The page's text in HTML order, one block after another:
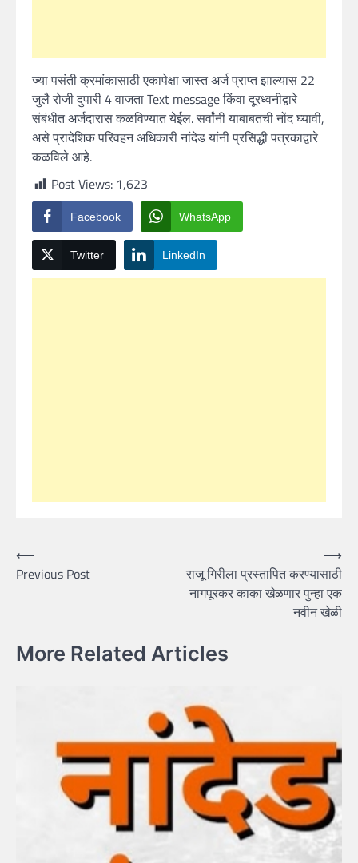
ज्या पसंती क्रमांकासाठी एकापेक्षा जास्त अर्ज प्राप्त झाल्यास 22
जुलै रोजी दुपारी 4 वाजता Text message किंवा दूरध्वनीद्वारे
संबंधीत अर्जदारास कळविण्यात येईल. सर्वांनी याबाबतची नोंद घ्यावी,
असे प्रादेशिक परिवहन अधिकारी नांदेड यांनी प्रसिद्धी पत्रकाद्वारे
कळविले आहे.
Post Views: 1,623
Facebook WhatsApp
Twitter LinkedIn
Post
navigation
⟵
Previous Post
राजू गिरीला प्रस्तापित करण्यासाठी
नागपूरकर काका खेळणार पुन्हा एक
नवीन खेळी
⟶
More Related Articles